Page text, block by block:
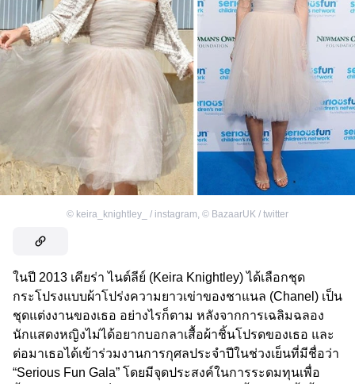
© keira_knightley_ / instagram, © BazaarUK / twitter
ในปี 2013 เคียร่า ไนต์ลีย์ (Keira Knightley) ได้เลือกชุด
กระโปรงแบบผ้าโปร่งความยาวเข่าของชาแนล (Chanel) เป็น
ชุดแต่งงานของเธอ อย่างไรก็ตาม หลังจากการเฉลิมฉลอง
นักแสดงหญิงไม่ได้อยากบอกลาเสื้อผ้าชิ้นโปรดของเธอ และ
ต่อมาเธอได้เข้าร่วมงานการกุศลประจำปีในช่วงเย็นที่มีชื่อว่า
“Serious Fun Gala” โดยมีจุดประสงค์ในการระดมทุนเพื่อ